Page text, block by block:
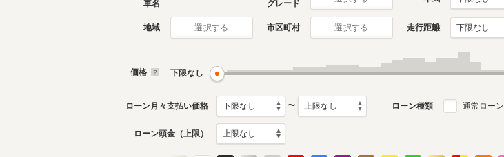
月生産モデル
2009年5月～2015年11月
プリウスのカタログを見る
車名
グレード
地域 選択する 市区町村 選択する 走行距離
価格 下限なし
ローン月々支払い価格 〜 ローン種類 通常ローン
ローン頭金（上限）